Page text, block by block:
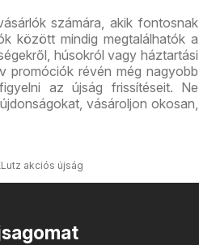
számára, akik fontosnak
között mindig megtalálhatók a
húsokról vagy háztartási
promóciók révén még nagyobb
az újság frissítéseit. Ne
vásároljon okosan,
akciós újság